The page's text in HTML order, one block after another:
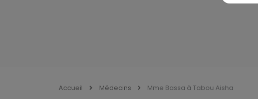
Accueil Médecins Mme Bassa à Tabou Aisha